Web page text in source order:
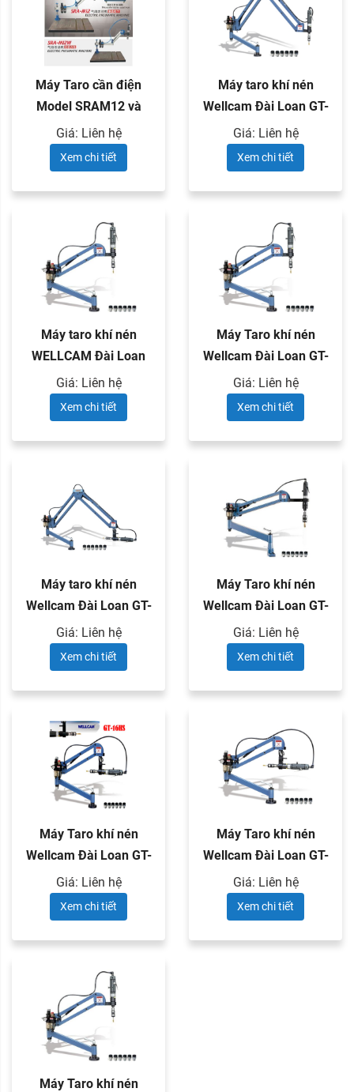
Máy Taro cần điện
Model SRAM12 và
SRAM12W
Giá: Liên hệ
Xem chi tiết
Máy taro khí nén
Wellcam Đài Loan GT-
12VL
Giá: Liên hệ
Xem chi tiết
Máy taro khí nén
WELLCAM Đài Loan
GT-16VS
Giá: Liên hệ
Xem chi tiết
Máy Taro khí nén
Wellcam Đài Loan GT-
12VS
Giá: Liên hệ
Xem chi tiết
Máy taro khí nén
Wellcam Đài Loan GT-
12HL
Giá: Liên hệ
Xem chi tiết
Máy Taro khí nén
Wellcam Đài Loan GT-
24VS
Giá: Liên hệ
Xem chi tiết
Máy Taro khí nén
Wellcam Đài Loan GT-
16HS
Giá: Liên hệ
Xem chi tiết
Máy Taro khí nén
Wellcam Đài Loan GT-
10HS
Giá: Liên hệ
Xem chi tiết
Máy Taro khí nén